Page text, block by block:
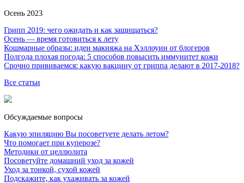
Осень 2023
Грипп 2019: чего ожидать и как защищаться?
Осень — время готовиться к лету
Кошмарные образы: идеи макияжа на Хэллоуин от блогеров
Полгода плохая погода: 5 способов повысить иммунитет кожи
Срочно прививаемся: какую вакцину от гриппа делают в 2017-2018?
Все статьи
Обсуждаемые вопросы
Какую эпиляцию Вы посоветуете делать летом?
Что помогает при куперозе?
Методики от целлюлита
Посоветуйте домашний уход за кожей
Уход за тонкой, сухой кожей
Подскажите, как ухаживать за кожей